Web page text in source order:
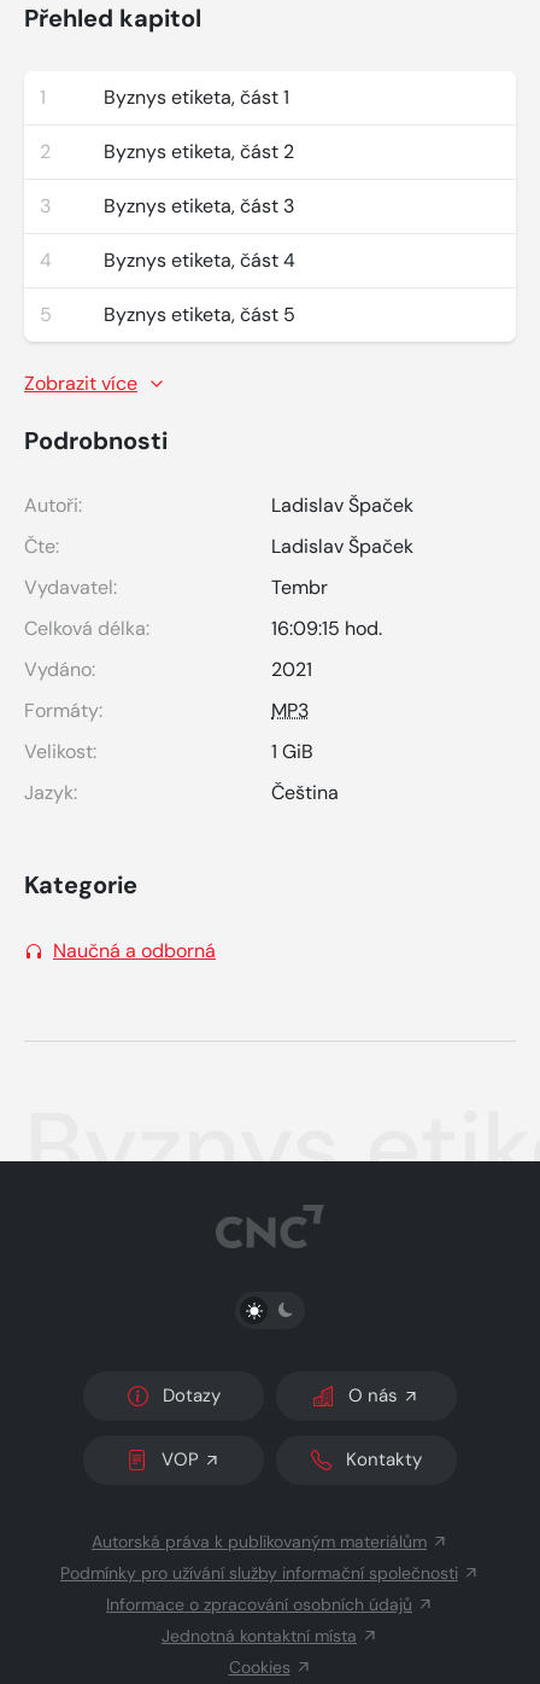
Přehled kapitol
1 Byznys etiketa, část 1
2 Byznys etiketa, část 2
3 Byznys etiketa, část 3
4 Byznys etiketa, část 4
5 Byznys etiketa, část 5
Zobrazit více
Podrobnosti
Autoři:
Ladislav Špaček
Čte:
Ladislav Špaček
Vydavatel:
Tembr
Celková délka:
16:09:15 hod.
Vydáno:
2021
Formáty:
MP3
Velikost:
1 GiB
Jazyk:
Čeština
Kategorie
Naučná a odborná
Byznys
PŘEPNOUT SVĚTLÝ/TMAVÝ REŽIM
Dotazy O nás
VOP Kontakty
Autorská práva k publikovaným materiálům
Podmínky pro užívání služby informační společnosti
Informace o zpracování osobních údajů
Jednotná kontaktní místa
Cookies